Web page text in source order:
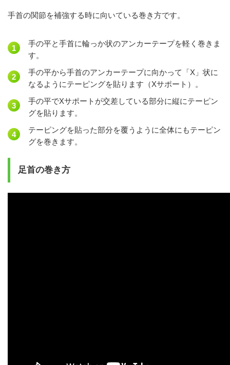
手首の関節を補強する時に向いている巻き方です。
手の平と手首に輪っか状のアンカーテープを軽く巻きま
す。
手の平から手首のアンカーテープに向かって「X」状に
なるようにテーピングを貼ります（Xサポート）。
手の平でXサポートが交差している部分に縦にテーピン
グを貼ります。
テーピングを貼った部分を覆うように全体にもテーピン
グを巻きます。
足首の巻き方